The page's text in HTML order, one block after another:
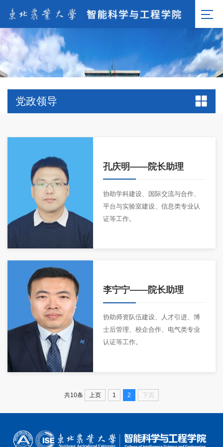
党政领导
孔庆明——院长助理
协助学科建设、国际交流与合作、
平台与实验室建设、信息类专业认
证等工作。
李宁宁——院长助理
协助师资队伍建设、人才引进、博
士后管理、校企合作、电气类专业
认证等工作。
共10条 上页 1 2 下页